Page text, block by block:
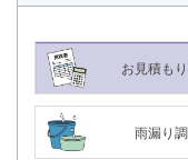
お見積も
雨漏り